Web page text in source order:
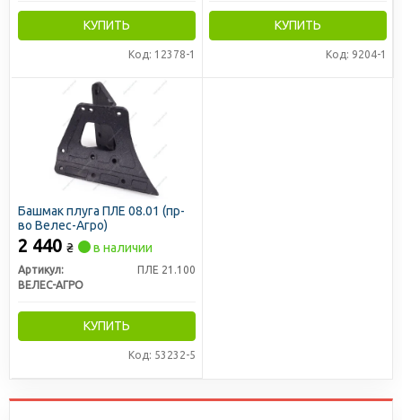
КУПИТЬ
Код: 12378-1
КУПИТЬ
Код: 9204-1
Башмак плуга ПЛЕ 08.01 (пр-
во Велес-Агро)
2 440 ₴ в наличии
Артикул:
ПЛЕ 21.100
ВЕЛЕС-АГРО
КУПИТЬ
Код: 53232-5